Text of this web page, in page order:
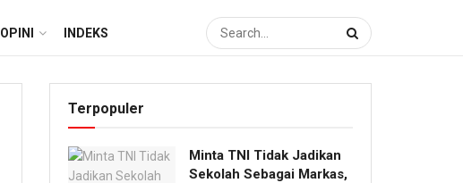
OPINI INDEKS
Terpopuler
Minta TNI Tidak Jadikan
Sekolah Sebagai Markas,